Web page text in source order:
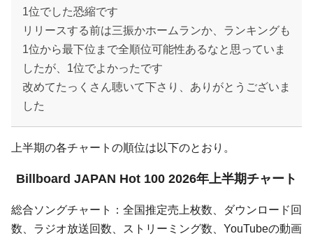
1位でした恐縮です
リリースする前は三振かホームランか、ランキングも
1位から最下位まで全順位可能性あるなと思っていま
したが、1位でよかったです
改めてたっくさん聴いて下さり、ありがとうございま
した
上半期の各チャートの順位は以下のとおり。
Billboard JAPAN Hot 100 2026年上半期チャート
総合ソングチャート：全国推定売上枚数、ダウンロード回
数、ラジオ放送回数、ストリーミング数、YouTubeの動画